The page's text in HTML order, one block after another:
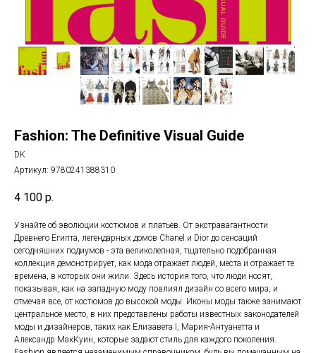
Fashion: The Definitive Visual Guide
DK
Артикул: 9780241388310
4 100 р.
Узнайте об эволюции костюмов и платьев. От экстравагантности
Древнего Египта, легендарных домов Chanel и Dior до сенсаций
сегодняшних подиумов - эта великолепная, тщательно подобранная
коллекция демонстрирует, как мода отражает людей, места и отражает те
времена, в которых они жили. Здесь история того, что люди носят,
показывая, как на западную моду повлиял дизайн со всего мира, и
отмечая все, от костюмов до высокой моды. Иконы моды также занимают
центральное место, в них представлены работы известных законодателей
моды и дизайнеров, таких как Елизавета I, Мария-Антуанетта и
Александр МакКуин, которые задают стиль для каждого поколения.